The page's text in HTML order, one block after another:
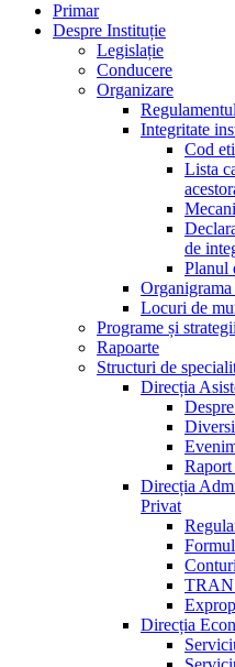
Primar
Despre Instituție
Legislație
Conducere
Organizare
Integritate
Cod
Lista
de
Planul
Locuri de
Programe și strategii
Rapoarte
Structuri de
Direcția
Direcția
Privat
Direcția